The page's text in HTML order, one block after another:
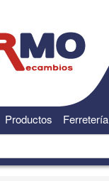
Productos Ferretería